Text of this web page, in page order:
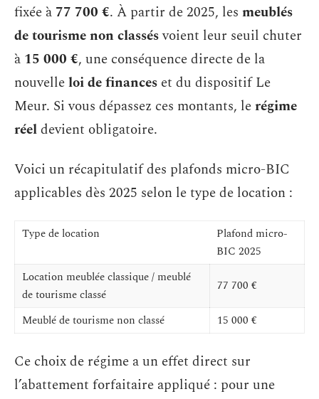
fixée à 77 700 €. À partir de 2025, les meublés
de tourisme non classésvoient leur seuil chuter
à 15 000 €, une conséquence directe de la
nouvelleloi de finances et du dispositif Le
Meur. Si vous dépassez ces montants, lerégime
réeldevient obligatoire.
Voici un récapitulatif des plafonds micro-BIC
applicables dès 2025 selon le type de location :
Type de location
Plafond micro-
BIC 2025
Location meublée classique / meublé
de tourisme classé
77 700 €
Meublé de tourisme non classé 15 000 €
Ce choix de régime a un effet direct sur
l’abattement forfaitaire appliqué : pour une